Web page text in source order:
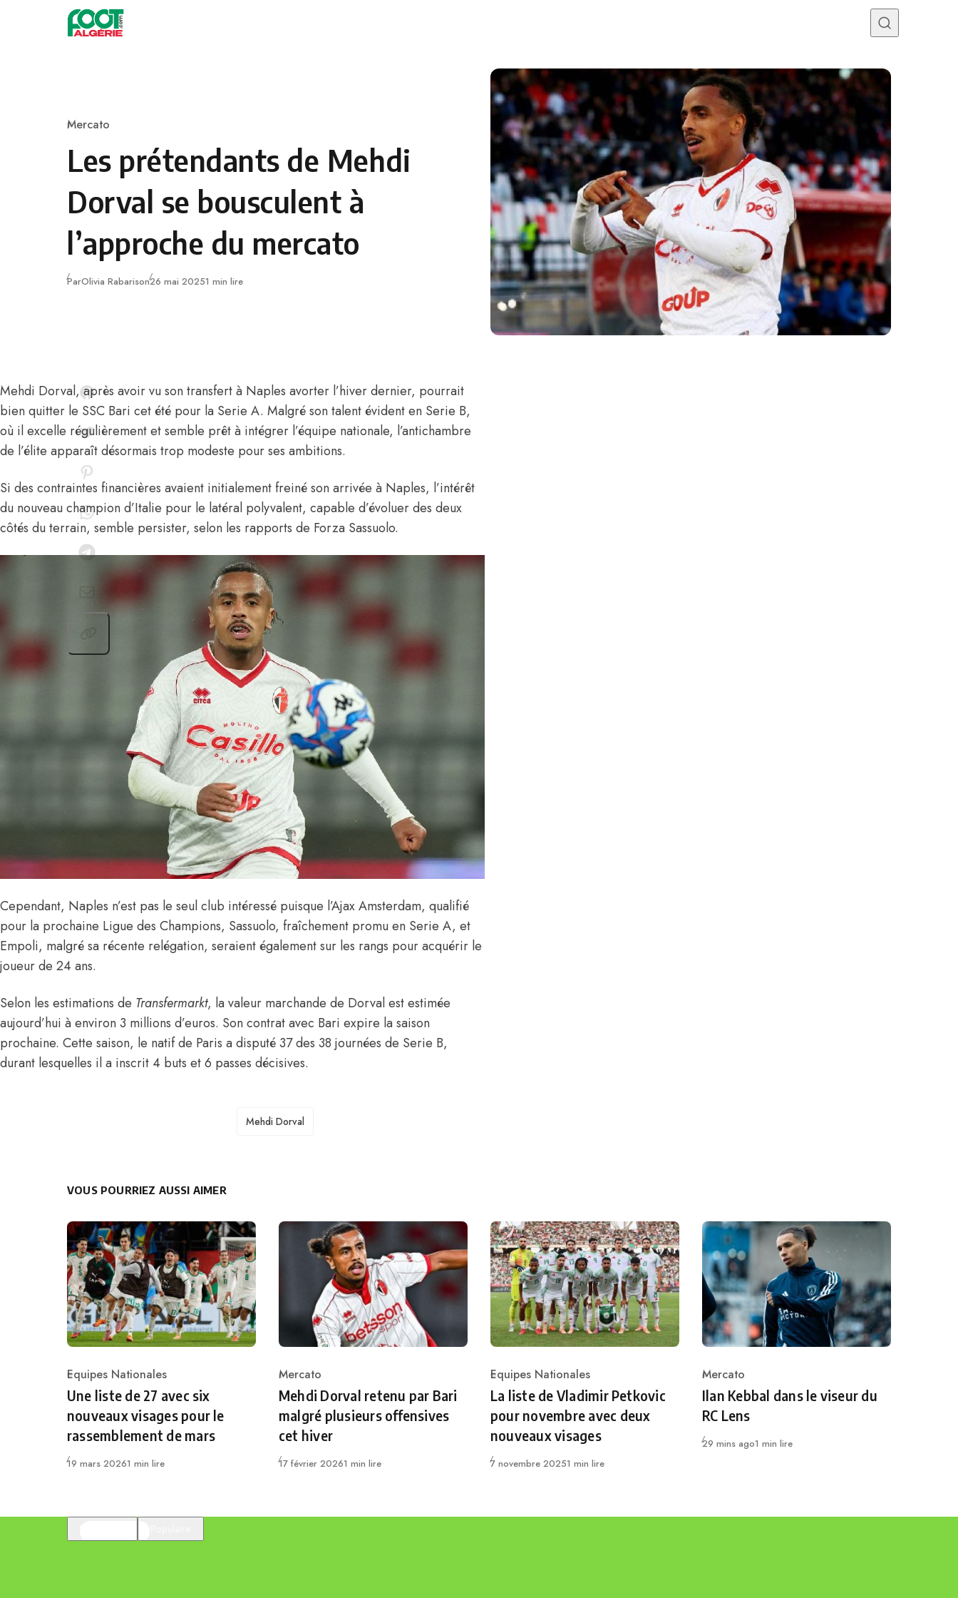
Skip to content
Category
Mercato
Les prétendants de Mehdi
Dorval se bousculent à
l’approche du mercato
ParOlivia RabarisonPublié
26 mai 20251 min lire
Mehdi Dorval, après avoir vu son transfert à Naples avorter l’hiver dernier, pourrait
bien quitter le SSC Bari cet été pour la Serie A. Malgré son talent évident en Serie B,
où il excelle régulièrement et semble prêt à intégrer l’équipe nationale, l’antichambre
de l’élite apparaît désormais trop modeste pour ses ambitions.
Si des contraintes financières avaient initialement freiné son arrivée à Naples, l’intérêt
du nouveau champion d’Italie pour le latéral polyvalent, capable d’évoluer des deux
côtés du terrain, semble persister, selon les rapports de Forza Sassuolo.
Cependant, Naples n’est pas le seul club intéressé puisque l’Ajax Amsterdam, qualifié
pour la prochaine Ligue des Champions, Sassuolo, fraîchement promu en Serie A, et
Empoli, malgré sa récente relégation, seraient également sur les rangs pour acquérir le
joueur de 24 ans.
Selon les estimations de Transfermarkt, la valeur marchande de Dorval est estimée
aujourd’hui à environ 3 millions d’euros. Son contrat avec Bari expire la saison
prochaine. Cette saison, le natif de Paris a disputé 37 des 38 journées de Serie B,
durant lesquelles il a inscrit 4 buts et 6 passes décisives.
TAGS
Mehdi Dorval
VOUS POURRIEZ AUSSI AIMER
Category
Equipes Nationales
Une liste de 27 avec six
nouveaux visages pour le
rassemblement de mars
Publié
19 mars 20261 min lire
Category
Mercato
Mehdi Dorval retenu par Bari
malgré plusieurs offensives
cet hiver
Publié
17 février 20261 min lire
Category
Equipes Nationales
La liste de Vladimir Petkovic
pour novembre avec deux
nouveaux visages
Publié
7 novembre 20251 min lire
Category
Mercato
Ilan Kebbal dans le viseur du
RC Lens
Publié
29 mins ago1 min lire